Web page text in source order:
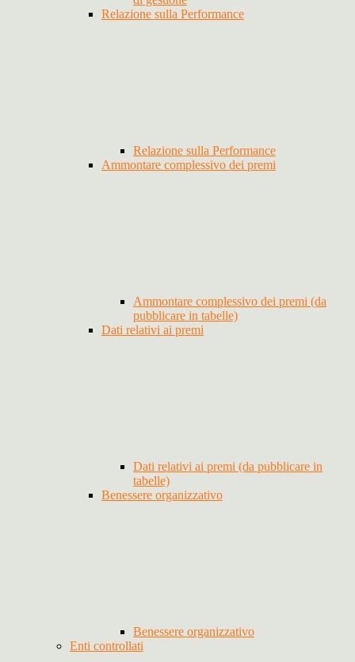
Relazione sulla Performance
Relazione sulla Performance
Ammontare complessivo dei premi
Ammontare complessivo dei premi (da
pubblicare in tabelle)
Dati relativi ai premi
Dati relativi ai premi (da pubblicare in
tabelle)
Benessere organizzativo
Benessere organizzativo
Enti controllati